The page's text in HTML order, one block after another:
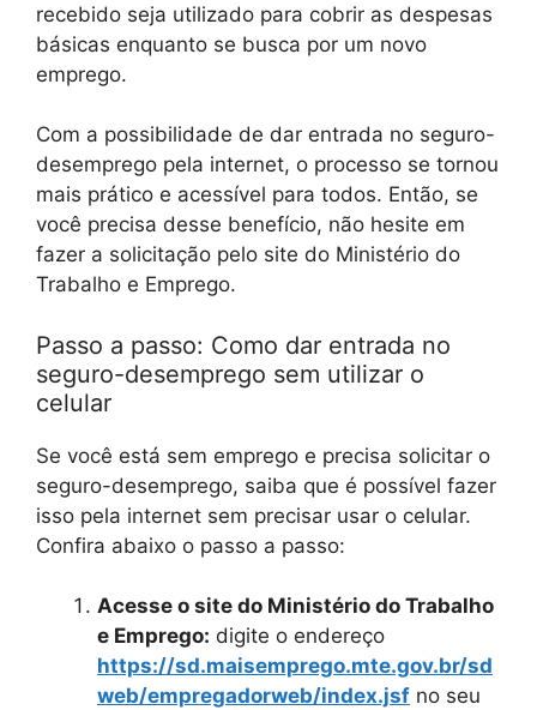
recebido seja utilizado para cobrir as despesas
básicas enquanto se busca por um novo
emprego.
Com a possibilidade de dar entrada no seguro-
desemprego pela internet, o processo se tornou
mais prático e acessível para todos. Então, se
você precisa desse benefício, não hesite em
fazer a solicitação pelo site do Ministério do
Trabalho e Emprego.
Passo a passo: Como dar entrada no
seguro-desemprego sem utilizar o
celular
Se você está sem emprego e precisa solicitar o
seguro-desemprego, saiba que é possível fazer
isso pela internet sem precisar usar o celular.
Confira abaixo o passo a passo:
Acesse o site do Ministério do Trabalho
e Emprego: digite o endereço
https://sd.maisemprego.mte.gov.br/sd
web/empregadorweb/index.jsf no seu